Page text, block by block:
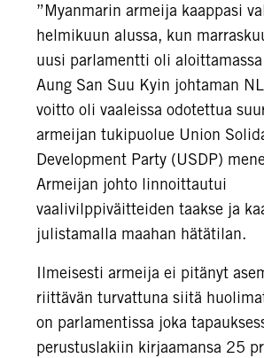
”Myanmarin armeija kaappasi
helmikuun alussa, kun
uusi parlamentti oli
Aung San Suu Kyin johtaman
voitto oli vaaleissa odotettua
armeijan tukipuolue Union
Development Party (USDP)
Armeijan johto linnoittautui
vaalivilppiväitteiden taakse ja
julistamalla maahan hätätilan.
Ilmeisesti armeija ei pitänyt
riittävän turvattuna siitä
on parlamentissa joka
perustuslakiin kirjaamansa 25